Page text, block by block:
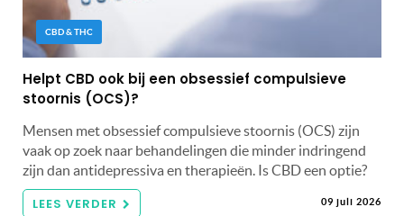
CBD & THC
Helpt CBD ook bij een obsessief compulsieve
stoornis (OCS)?
Mensen met obsessief compulsieve stoornis (OCS) zijn
vaak op zoek naar behandelingen die minder indringend
zijn dan antidepressiva en therapieën. Is CBD een optie?
LEES VERDER 09 juli 2026